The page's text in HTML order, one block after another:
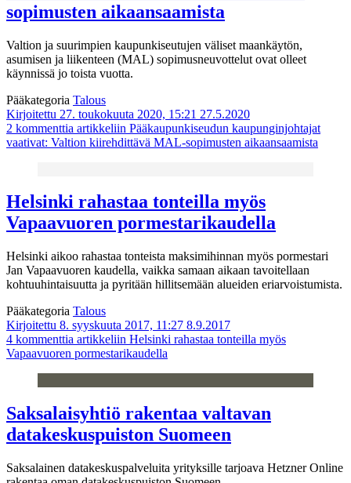
sopimusten aikaansaamista
Valtion ja suurimpien kaupunkiseutujen väliset maankäytön,
asumisen ja liikenteen (MAL) sopimusneuvottelut ovat olleet
käynnissä jo toista vuotta.
Pääkategoria Talous
Kirjoitettu 27. toukokuuta 2020, 15:21 27.5.2020
2 kommenttia artikkeliin Pääkaupunkiseudun kaupunginjohtajat
vaativat: Valtion kiirehdittävä MAL-sopimusten aikaansaamista
Helsinki rahastaa tonteilla myös
Vapaavuoren pormestarikaudella
Helsinki aikoo rahastaa tonteista maksimihinnan myös pormestari
Jan Vapaavuoren kaudella, vaikka samaan aikaan tavoitellaan
kohtuuhintaisuutta ja pyritään hillitsemään alueiden eriarvoistumista.
Pääkategoria Talous
Kirjoitettu 8. syyskuuta 2017, 11:27 8.9.2017
4 kommenttia artikkeliin Helsinki rahastaa tonteilla myös
Vapaavuoren pormestarikaudella
Saksalaisyhtiö rakentaa valtavan
datakeskuspuiston Suomeen
Saksalainen datakeskuspalveluita yrityksille tarjoava Hetzner Online